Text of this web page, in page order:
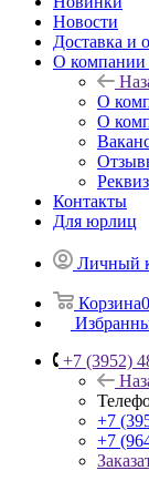
Новости
Доставка и
О компании
О
О
Контакты
Для юрлиц
Личный
Корзина0
+7 (3952)
+7
+7